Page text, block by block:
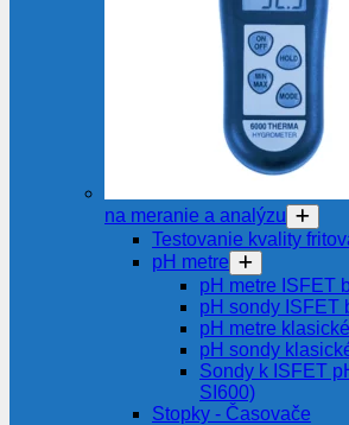
na meranie a analýzu
Testovanie kvality
pH metre
pH metre ISFET
pH sondy ISFET
pH metre klasické
pH sondy
Sondy k ISFET
SI600)
Stopky - Časovače